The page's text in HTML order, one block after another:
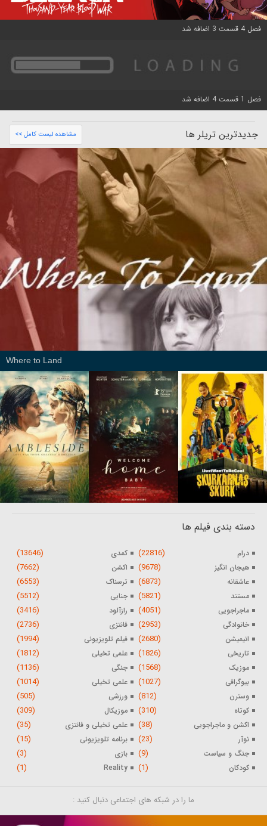
فصل 4 قسمت 3 اضافه شد
فصل 1 قسمت 4 اضافه شد
جدیدترین تریلر ها مشاهده لیست کامل >>
Where to Land
دسته بندی فیلم ها
درام (22816) کمدی (13646)
هیجان انگیز (9678) اکشن (7662)
عاشقانه (6873) ترسناک (6553)
مستند (5821) جنایی (5512)
ماجراجویی (4051) رازآلود (3416)
خانوادگی (2953) فانتزی (2736)
انیمیشن (2680) فیلم تلویزیونی (1994)
تاریخی (1826) علمی تخیلی (1812)
موزیک (1568) جنگی (1136)
بیوگرافی (1027) علمی تخیلی (1014)
وسترن (812) ورزشی (505)
کوتاه (310) موزیکال (309)
اکشن و ماجراجویی (38) علمی تخیلی و فانتزی (35)
نوآر (23) برنامه تلویزیونی (15)
جنگ و سیاست (9) بازی (3)
کودکان (1)
Reality
(1)
ما را در شبکه های اجتماعی دنبال کنید :